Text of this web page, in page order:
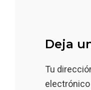
Deja
Tu
electrónico